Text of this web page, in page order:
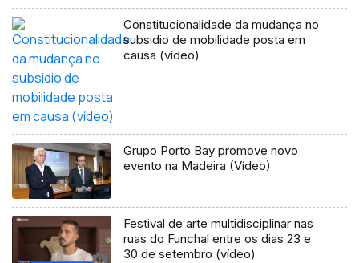
Constitucionalidade da mudança no
subsidio de mobilidade posta em
causa (vídeo)
Grupo Porto Bay promove novo
evento na Madeira (Vídeo)
Festival de arte multidisciplinar nas
ruas do Funchal entre os dias 23 e
30 de setembro (vídeo)